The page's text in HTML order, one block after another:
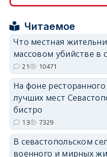
Читаемое
Что местная
массовом убийстве в
21 10471
На фоне
лучших мест
бистро
13 7329
В севастопольском
военного и мирных